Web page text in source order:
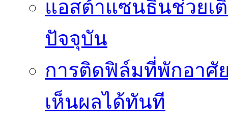
แอสต้าแซนธินช่วยเ
ปัจจุบัน
การติดฟิล์มที่พักอาศั
เห็นผลได้ทันที